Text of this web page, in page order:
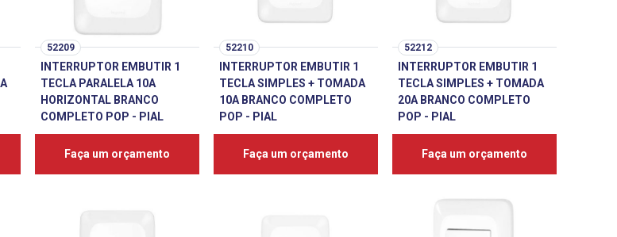
52209
INTERRUPTOR EMBUTIR 1
TECLA PARALELA 10A
HORIZONTAL BRANCO
COMPLETO POP - PIAL
Faça um orçamento
52210
INTERRUPTOR EMBUTIR 1
TECLA SIMPLES + TOMADA
10A BRANCO COMPLETO
POP - PIAL
Faça um orçamento
52212
INTERRUPTOR EMBUTIR 1
TECLA SIMPLES + TOMADA
20A BRANCO COMPLETO
POP - PIAL
Faça um orçamento